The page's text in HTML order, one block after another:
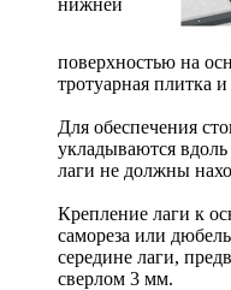
поверхностью на
тротуарная плитка и
Для обеспечения
укладываются
лаги не должны
Крепление лаги к
самореза или
середине лаги,
сверлом 3 мм.